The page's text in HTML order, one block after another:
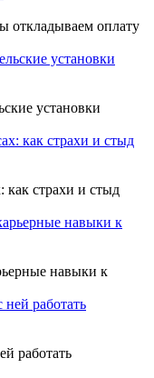
откладываем оплату
установки
страхи и стыд
навыки к
работать